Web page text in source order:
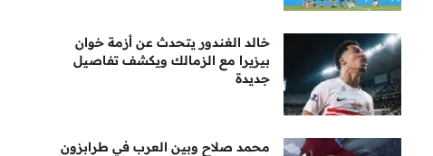
خالد الغندور يتحدث عن أزمة خوان
بيزيرا مع الزمالك ويكشف تفاصيل
جديدة
محمد صلاح وبين العرب في طرابزون